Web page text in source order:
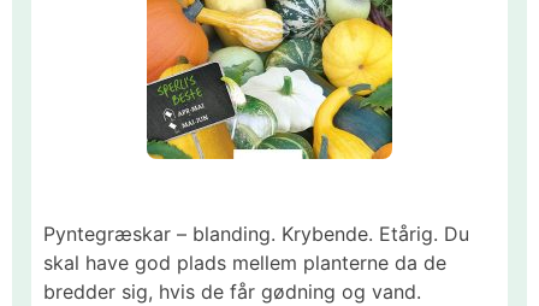
Pyntegræskar – blanding. Krybende. Etårig. Du
skal have god plads mellem planterne da de
bredder sig, hvis de får gødning og vand.